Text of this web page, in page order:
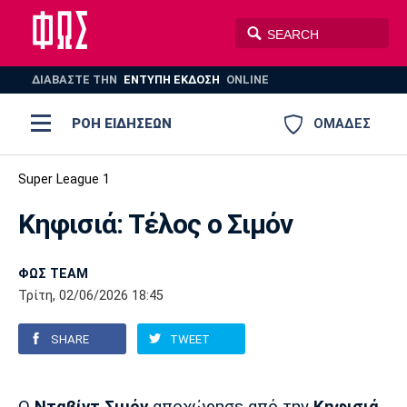
ΔΙΑΒΑΣΤΕ THN ΕΝΤΥΠΗ ΕΚΔΟΣΗ ONLINE
ΟΜΑΔΕΣ
ΡΟΗ ΕΙΔΗΣΕΩΝ
ΠΟΔΟΣΦΑΙΡΟ
ΣΠΟΡ
AUTO-MOTO
Ποδόσφαιρο
Super League 1
Super League 2
Ελλάδα
Μπάσκετ
Ελλάδα
EuroLeague
Ολυμπιακοί Αγώνες
ΠόλοΠαναθηναϊκός Ατρόμητος
Super League 1
Κηφισιά: Τέλος ο Σιμόν
ΦΩΣ TEAM
Τρίτη, 02/06/2026 18:45
SHARE TWEET